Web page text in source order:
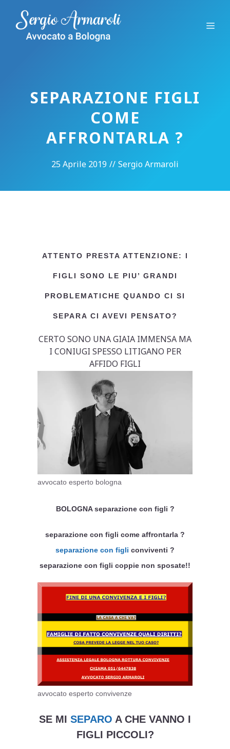
contenuto
SEPARAZIONE FIGLI
COME
AFFRONTARLA ?
25 Aprile 2019 // Sergio Armaroli
ATTENTO PRESTA ATTENZIONE: I
FIGLI SONO LE PIU’ GRANDI
PROBLEMATICHE QUANDO CI SI
SEPARA CI AVEVI PENSATO?
CERTO SONO UNA GIAIA IMMENSA MA
I CONIUGI SPESSO LITIGANO PER
AFFIDO FIGLI
avvocato esperto bologna
BOLOGNA separazione con figli ?
separazione con figli come affrontarla ?
separazione con figli conviventi ?
separazione con figli coppie non sposate!!
avvocato esperto convivenze
SE MI SEPARO A CHE VANNO I
FIGLI PICCOLI?